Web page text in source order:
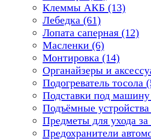
Клеммы АКБ (13)
Лебедка (61)
Лопата саперная (12)
Масленки (6)
Монтировка (14)
Органайзеры и
Подогреватель тосола
Подставки под
Подъёмные
Предметы для ухода за
Предохранители